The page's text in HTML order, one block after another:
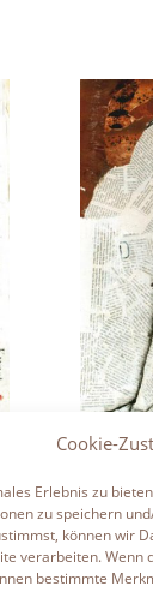
Cookie-
Erlebnis zu
zu speichern
können wir
verarbeiten.
bestimmte
Erbe